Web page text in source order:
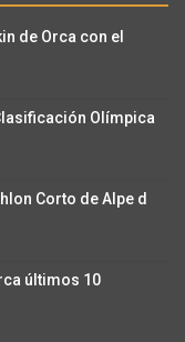
de Orca con el
Olímpica
Corto de Alpe d
últimos 10